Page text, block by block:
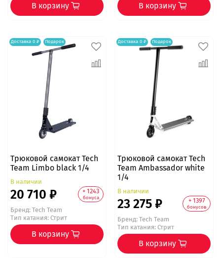
В корзину В корзину
Доставка 0 ₽ Подарок
Трюковой самокат Tech
Team Limbo black 1/4
В наличии
20 710 ₽ + 1243
бонуса
Бренд:Tech Team
Тип катания: Стрит
В корзину
Доставка 0 ₽ Подарок
Трюковой самокат Tech
Team Ambassador white
1/4
В наличии
23 275 ₽ + 1397
бонусов
Бренд:Tech Team
Тип катания: Стрит
В корзину